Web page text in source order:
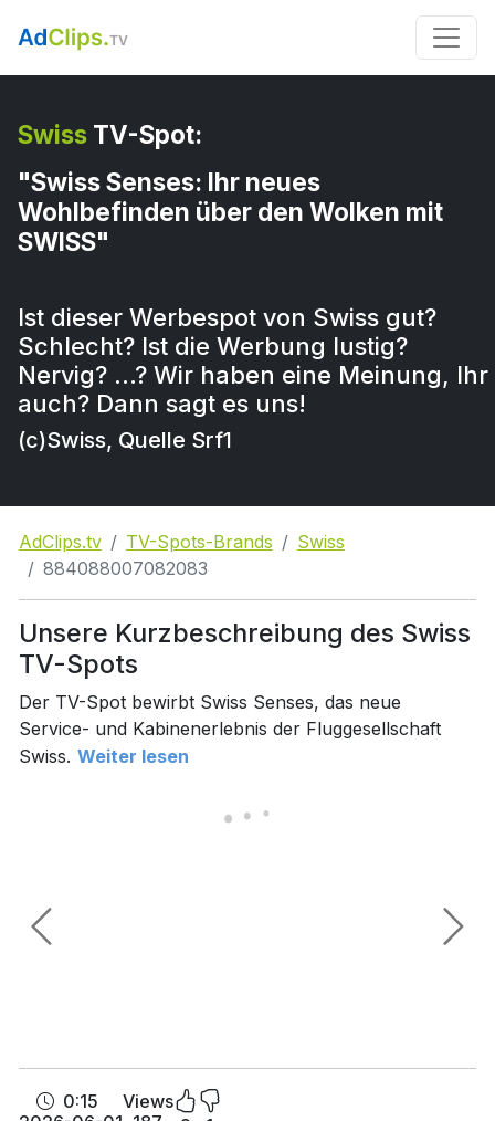
Swiss TV-Spot:
"Swiss Senses: Ihr neues
Wohlbefinden über den Wolken mit
SWISS"
Ist dieser Werbespot von Swiss gut?
Schlecht? Ist die Werbung lustig?
Nervig? …? Wir haben eine Meinung, Ihr
auch? Dann sagt es uns!
(c)Swiss, Quelle Srf1
AdClips.tv TV-Spots-Brands
Swiss
884088007082083
Unsere Kurzbeschreibung des Swiss
TV-Spots
Der TV-Spot bewirbt Swiss Senses, das neue
Service- und Kabinenerlebnis der Fluggesellschaft
Swiss. Weiter lesen
0:15
Views